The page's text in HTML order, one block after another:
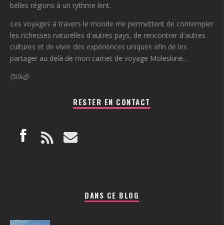
belles régions à un rythme lent.
Les voyages à travers le monde me permettent de contempler
les richesses naturelles d'autres pays, de rencontrer d'autres
cultures et de vivre des expériences uniques afin de les
partager au delà de mon carnet de voyage Moleskine...
Dilk@
RESTER EN CONTACT
DANS CE BLOG